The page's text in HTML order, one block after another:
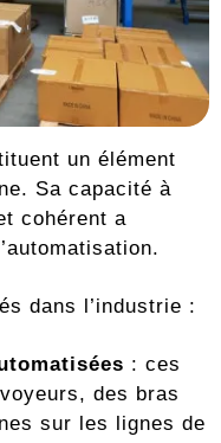
un élément
Sa capacité à
cohérent a
dans l’industrie :
: ces
des bras
sur les lignes de